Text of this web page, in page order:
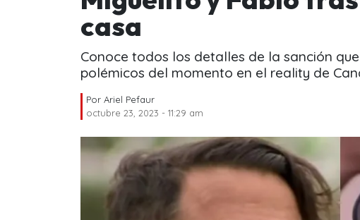
casa
Conoce todos los detalles de la sanción
polémicos del momento en el reality de
Por Ariel Pefaur
octubre 23, 2023 - 11:29 am